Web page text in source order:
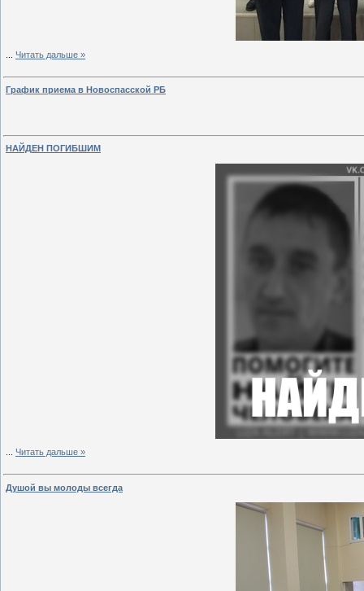
Читать дальше »
График приема в Новоспасской РБ
НАЙДЕН ПОГИБШИМ
Читать дальше »
Душой вы молоды всегда